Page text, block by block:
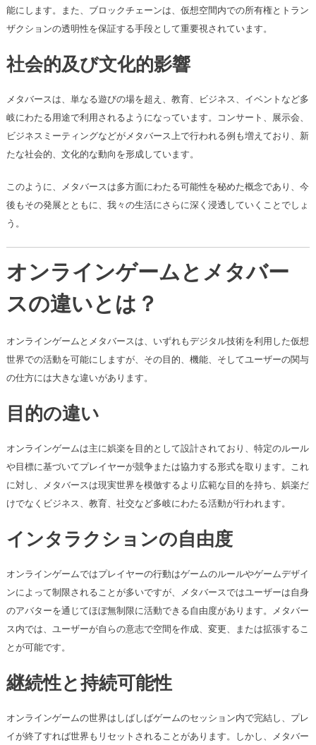
能にします。また、ブロックチェーンは、仮想空間内での所有権とトラン
ザクションの透明性を保証する手段として重要視されています。
社会的及び文化的影響
メタバースは、単なる遊びの場を超え、教育、ビジネス、イベントなど多
岐にわたる用途で利用されるようになっています。コンサート、展示会、
ビジネスミーティングなどがメタバース上で行われる例も増えており、新
たな社会的、文化的な動向を形成しています。
このように、メタバースは多方面にわたる可能性を秘めた概念であり、今
後もその発展とともに、我々の生活にさらに深く浸透していくことでしょ
う。
オンラインゲームとメタバー
スの違いとは？
オンラインゲームとメタバースは、いずれもデジタル技術を利用した仮想
世界での活動を可能にしますが、その目的、機能、そしてユーザーの関与
の仕方には大きな違いがあります。
目的の違い
オンラインゲームは主に娯楽を目的として設計されており、特定のルール
や目標に基づいてプレイヤーが競争または協力する形式を取ります。これ
に対し、メタバースは現実世界を模倣するより広範な目的を持ち、娯楽だ
けでなくビジネス、教育、社交など多岐にわたる活動が行われます。
インタラクションの自由度
オンラインゲームではプレイヤーの行動はゲームのルールやゲームデザイ
ンによって制限されることが多いですが、メタバースではユーザーは自身
のアバターを通じてほぼ無制限に活動できる自由度があります。メタバー
ス内では、ユーザーが自らの意志で空間を作成、変更、または拡張するこ
とが可能です。
継続性と持続可能性
オンラインゲームの世界はしばしばゲームのセッション内で完結し、プレ
イが終了すれば世界もリセットされることがあります。しかし、メタバー